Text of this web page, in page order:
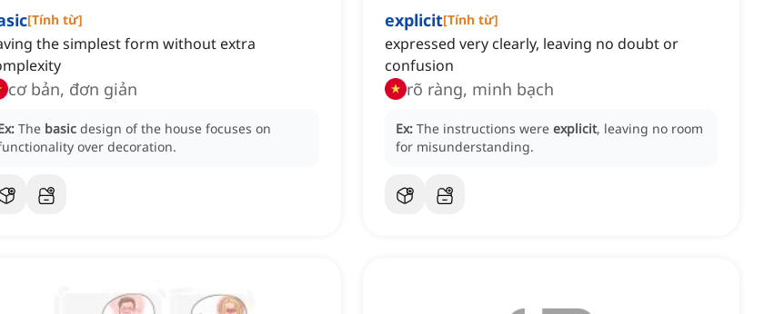
[Tính từ]
the simplest form without extra
cơ bản, đơn giản
The basic design of the house focuses on
over decoration.
explicit[Tính từ]
expressed very clearly, leaving no doubt or
confusion
rõ ràng, minh bạch
Ex: The instructions were explicit, leaving no room
for misunderstanding.